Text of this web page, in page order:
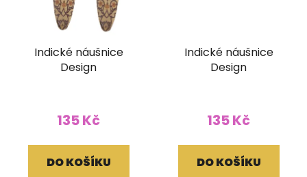
Indické náušnice
Design
135 Kč
DO KOŠÍKU
Indické náušnice
Design
135 Kč
DO KOŠÍKU